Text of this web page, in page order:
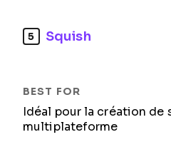
5 Squish
Idéal pour la création de
multiplateforme